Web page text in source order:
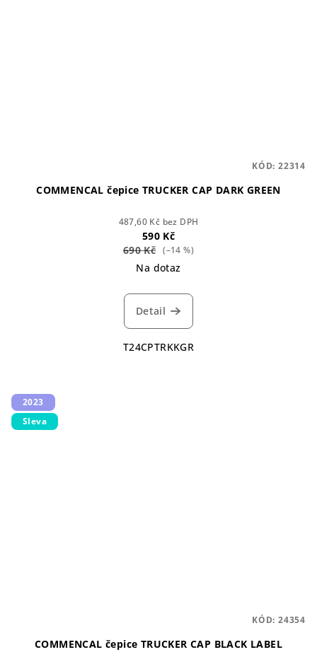
COMMENCAL čepice TRUCKER CAP DARK GREEN
487,60 Kč bez DPH
590 Kč
690 Kč (–14 %)
Na dotaz
Detail
T24CPTRKKGR
KÓD: 22314
2023
Sleva
COMMENCAL čepice TRUCKER CAP BLACK LABEL
KÓD: 24354